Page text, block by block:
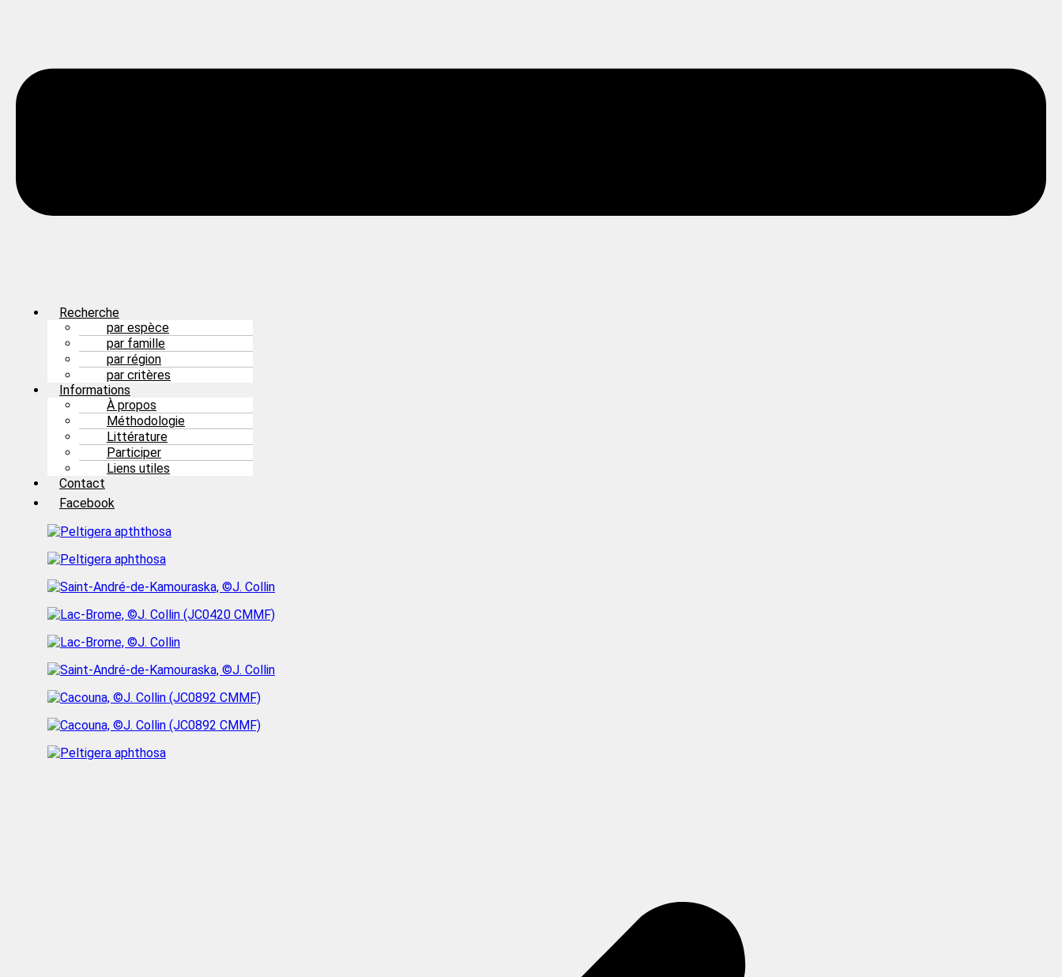
Recherche
par espèce
par famille
par région
par critères
Informations
À propos
Méthodologie
Littérature
Participer
Liens utiles
Contact
Facebook